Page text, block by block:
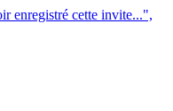
enregistré cette invite...",